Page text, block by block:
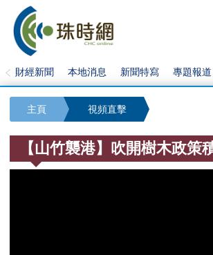
財經新聞 本地消息 新聞特寫 專題報道
主頁 視頻直擊
【山竹襲港】吹開樹木政策